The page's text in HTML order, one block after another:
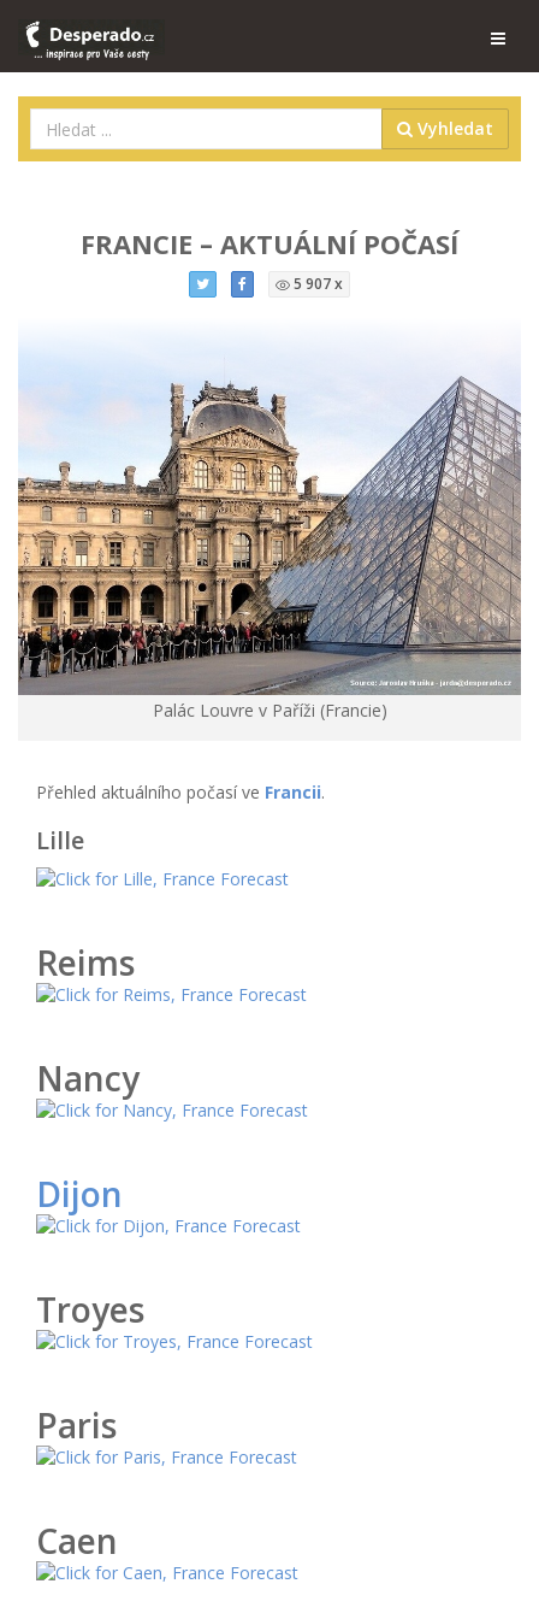
Vyhledat
FRANCIE – AKTUÁLNÍ POČASÍ
5 907 x
Palác Louvre v Paříži (Francie)
Přehled aktuálního počasí ve Francii.
Lille
Reims
Nancy
Dijon
Troyes
Paris
Caen